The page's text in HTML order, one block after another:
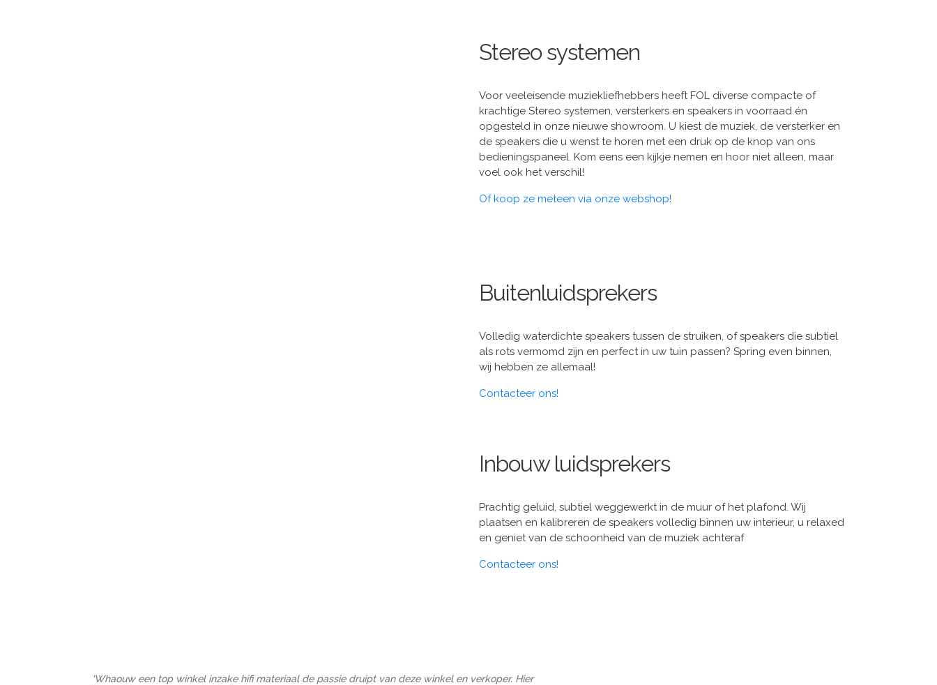
Stereo systemen
Voor veeleisende muziekliefhebbers heeft FOL diverse compacte of
krachtige Stereo systemen, versterkers en speakers in voorraad én
opgesteld in onze nieuwe showroom. U kiest de muziek, de versterker en
de speakers die u wenst te horen met een druk op de knop van ons
bedieningspaneel. Kom eens een kijkje nemen en hoor niet alleen, maar
voel ook het verschil!
Of koop ze meteen via onze webshop!
Buitenluidsprekers
Volledig waterdichte speakers tussen de struiken, of speakers die subtiel
als rots vermomd zijn en perfect in uw tuin passen? Spring even binnen,
wij hebben ze allemaal!
Contacteer ons!
Inbouw luidsprekers
Prachtig geluid, subtiel weggewerkt in de muur of het plafond. Wij
plaatsen en kalibreren de speakers volledig binnen uw interieur, u relaxed
en geniet van de schoonheid van de muziek achteraf
Contacteer ons!
'Whaouw een top winkel inzake hifi materiaal de passie druipt van deze winkel en verkoper. Hier